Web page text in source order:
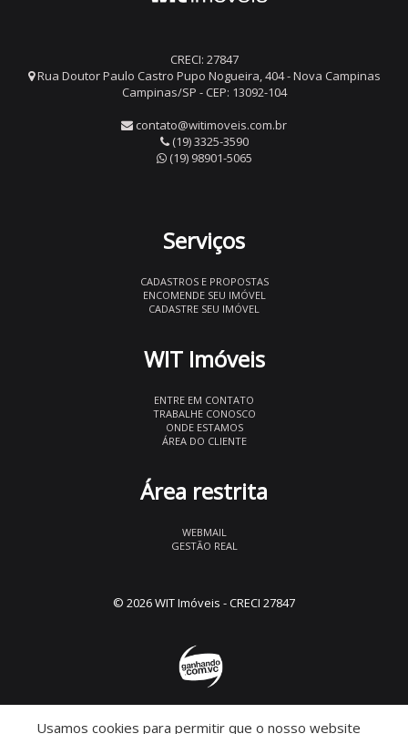
CRECI: 27847
Rua Doutor Paulo Castro Pupo Nogueira, 404 - Nova Campinas
Campinas/SP - CEP: 13092-104
contato@witimoveis.com.br
(19) 3325-3590
(19) 98901-5065
Serviços
CADASTROS E PROPOSTAS
ENCOMENDE SEU IMÓVEL
CADASTRE SEU IMÓVEL
WIT Imóveis
ENTRE EM CONTATO
TRABALHE CONOSCO
ONDE ESTAMOS
ÁREA DO CLIENTE
Área restrita
WEBMAIL
GESTÃO REAL
© 2026 WIT Imóveis - CRECI 27847
Descomplicado por:
Usamos cookies para permitir que o nosso website